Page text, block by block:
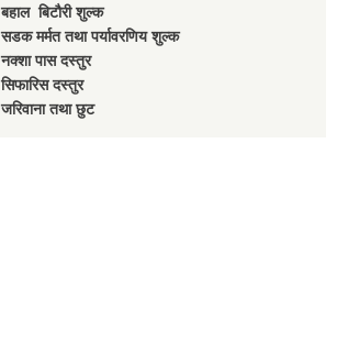
बहाल बिटाैरी शुल्क
सडक मर्मत तथा पर्यावरणिय शुल्क
नक्शा पास दस्तुर
सिफारिस दस्तुर
जरिवाना तथा छुट